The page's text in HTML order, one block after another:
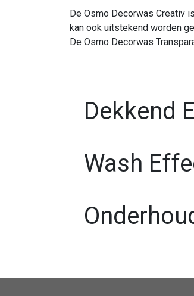
De Osmo Decorwas Creativ
kan ook uitstekend worden
De Osmo Decorwas
Dekkend
Wash